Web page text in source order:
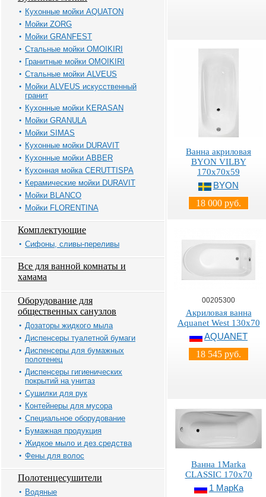
Кухонные мойки AQUATON
Мойки ZORG
Мойки GRANFEST
Стальные мойки OMOIKIRI
Гранитные мойки OMOIKIRI
Стальные мойки ALVEUS
Мойки ALVEUS искусственный
гранит
Кухонные мойки KERASAN
Мойки GRANULA
Мойки SIMAS
Кухонные мойки DURAVIT
Кухонные мойки ABBER
Кухонная мойка CERUTTISPA
Керамические мойки DURAVIT
Мойки BLANCO
Мойки FLORENTINA
Комплектующие
Сифоны, сливы-переливы
Все для ванной комнаты и
хамама
Оборудование для
общественных санузлов
Дозаторы жидкого мыла
Диспенсеры туалетной бумаги
Диспенсеры для бумажных
полотенец
Диспенсеры гигиенических
покрытий на унитаз
Сушилки для рук
Контейнеры для мусора
Специальное оборудование
Бумажная продукция
Жидкое мыло и дез.средства
Фены для волос
Полотенцесушители
Водяные
Ванна акриловая
BYON VILBY
170х70х59
BYON
18 000 руб.
00205300
Акриловая ванна
Aquanet West 130x70
AQUANET
18 545 руб.
Ванна 1Marka
CLASSIC 170x70
1 МарКа